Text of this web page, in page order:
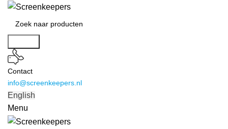
Contact
info@screenkeepers.nl
English
Menu